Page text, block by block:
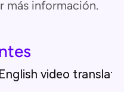
más información.
video